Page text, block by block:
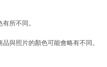
所不同。
與照片的顏色可能會略有不同。